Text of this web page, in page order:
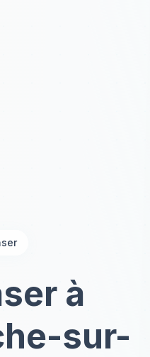
à
sur-